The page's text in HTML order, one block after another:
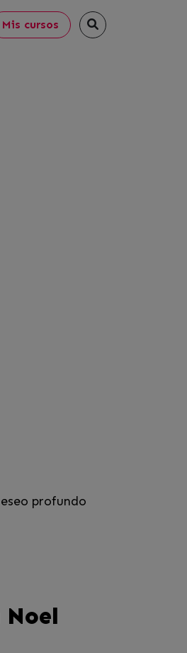
Mis cursos
profundo
Noel